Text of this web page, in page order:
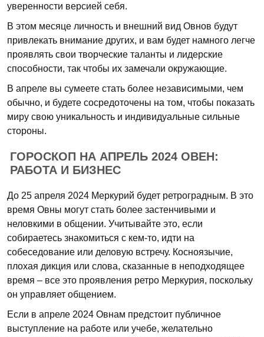
уверенности версией себя.
В этом месяце личность и внешний вид Овнов будут
привлекать внимание других, и вам будет намного легче
проявлять свои творческие таланты и лидерские
способности, так чтобы их замечали окружающие.
В апреле вы сумеете стать более независимыми, чем
обычно, и будете сосредоточены на том, чтобы показать
миру свою уникальность и индивидуальные сильные
стороны.
ГОРОСКОП НА АПРЕЛЬ 2024 ОВЕН:
РАБОТА И БИЗНЕС
До 25 апреля 2024 Меркурий будет ретроградным. В это
время Овны могут стать более застенчивыми и
неловкими в общении. Учитывайте это, если
собираетесь знакомиться с кем-то, идти на
собеседование или деловую встречу. Косноязычие,
плохая дикция или слова, сказанные в неподходящее
время – все это проявления ретро Меркурия, поскольку
он управляет общением.
Если в апреле 2024 Овнам предстоит публичное
выступление на работе или учебе, желательно